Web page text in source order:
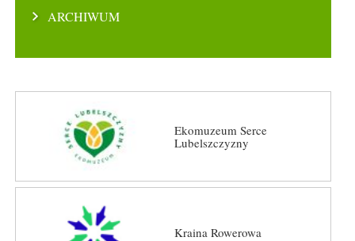
ARCHIWUM
Ekomuzeum Serce
Lubelszczyzny
Kraina Rowerowa